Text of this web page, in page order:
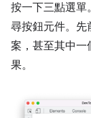
按一下三點選單
尋按鈕元件。先
案，甚至其中一
果。